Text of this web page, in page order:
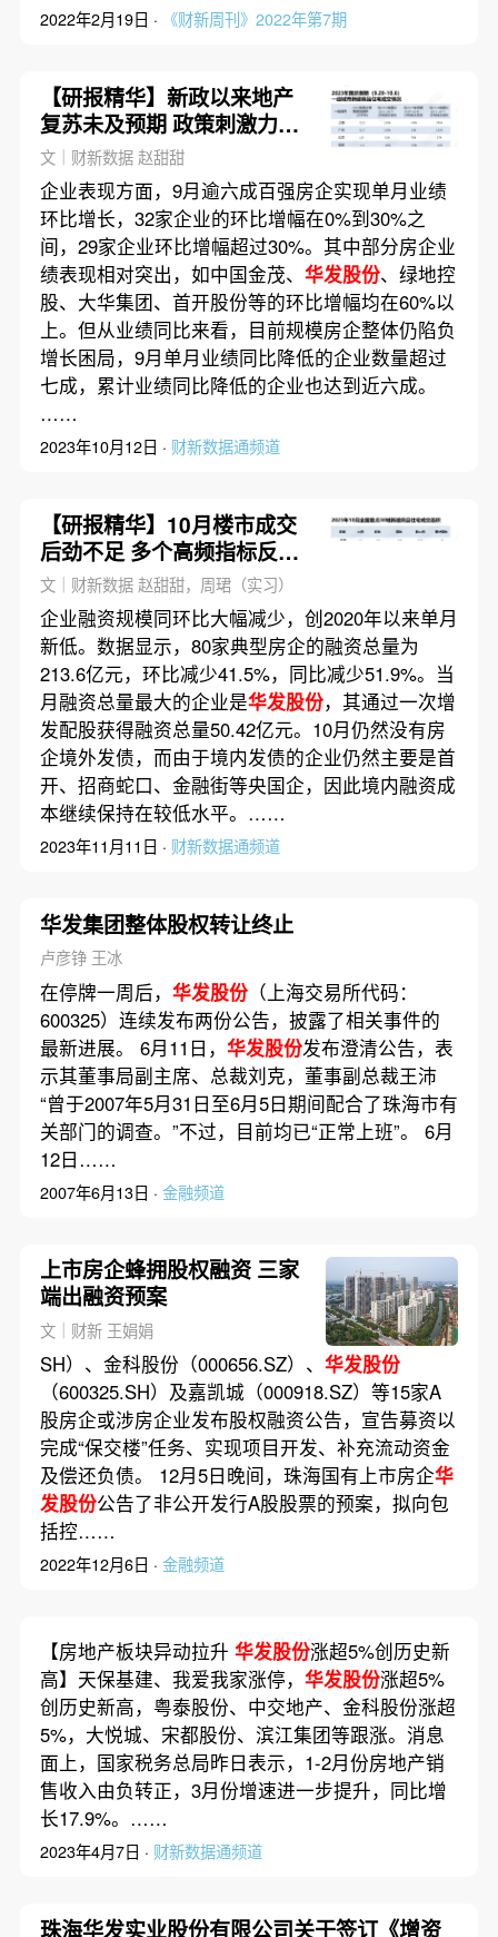
2022年2月19日 · 《财新周刊》2022年第7期
【研报精华】新政以来地产
复苏未及预期 政策刺激力度
或加大
文｜财新数据 赵甜甜
企业表现方面，9月逾六成百强房企实现单月业绩
环比增长，32家企业的环比增幅在0%到30%之
间，29家企业环比增幅超过30%。其中部分房企业
绩表现相对突出，如中国金茂、 华发股份、绿地控
股、大华集团、首开股份等的环比增幅均在60%以
上。但从业绩同比来看，目前规模房企整体仍陷负
增长困局，9月单月业绩同比降低的企业数量超过
七成，累计业绩同比降低的企业也达到近六成。
……
2023年10月12日 · 财新数据通频道
【研报精华】10月楼市成交
后劲不足 多个高频指标反弹
后回落
文｜财新数据 赵甜甜，周珺（实习）
企业融资规模同环比大幅减少，创2020年以来单月
新低。数据显示，80家典型房企的融资总量为
213.6亿元，环比减少41.5%，同比减少51.9%。当
月融资总量最大的企业是华发股份，其通过一次增
发配股获得融资总量50.42亿元。10月仍然没有房
企境外发债，而由于境内发债的企业仍然主要是首
开、招商蛇口、金融街等央国企，因此境内融资成
本继续保持在较低水平。……
2023年11月11日 · 财新数据通频道
华发集团整体股权转让终止
卢彦铮 王冰
在停牌一周后， 华发股份（上海交易所代码：
600325）连续发布两份公告，披露了相关事件的
最新进展。 6月11日， 华发股份发布澄清公告，表
示其董事局副主席、总裁刘克，董事副总裁王沛
“曾于2007年5月31日至6月5日期间配合了珠海市有
关部门的调查。”不过，目前均已“正常上班”。 6月
12日……
2007年6月13日 · 金融频道
上市房企蜂拥股权融资 三家
端出融资预案
文｜财新 王娟娟
SH）、金科股份（000656.SZ）、 华发股份
（600325.SH）及嘉凯城（000918.SZ）等15家A
股房企或涉房企业发布股权融资公告，宣告募资以
完成“保交楼”任务、实现项目开发、补充流动资金
及偿还负债。 12月5日晚间，珠海国有上市房企华
发股份公告了非公开发行A股股票的预案，拟向包
括控……
2022年12月6日 · 金融频道
【房地产板块异动拉升 华发股份涨超5%创历史新
高】天保基建、我爱我家涨停， 华发股份涨超5%
创历史新高，粤泰股份、中交地产、金科股份涨超
5%，大悦城、宋都股份、滨江集团等跟涨。消息
面上，国家税务总局昨日表示，1-2月份房地产销
售收入由负转正，3月份增速进一步提升，同比增
长17.9%。……
2023年4月7日 · 财新数据通频道
珠海华发实业股份有限公司关于签订《增资